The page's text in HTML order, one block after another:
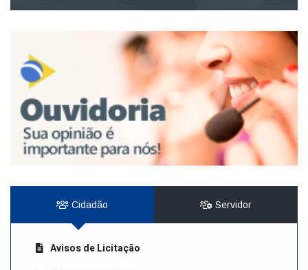
Cidadão Servidor
Avisos de Licitação